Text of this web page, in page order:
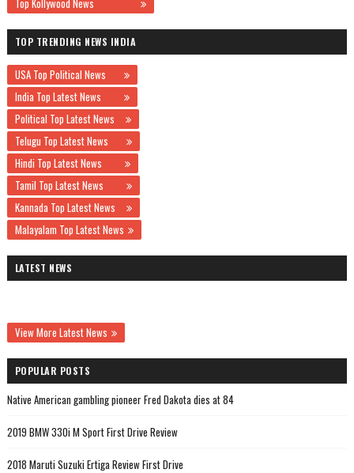
Top Kollywood News
TOP TRENDING NEWS INDIA
USA Top Political News
India Top Latest News
Political Top Latest News
Telugu Top Latest News
Hindi Top Latest News
Tamil Top Latest News
Kannada Top Latest News
Malayalam Top Latest News
LATEST NEWS
View More Latest News
POPULAR POSTS
Native American gambling pioneer Fred Dakota dies at 84
2019 BMW 330i M Sport First Drive Review
2018 Maruti Suzuki Ertiga Review First Drive